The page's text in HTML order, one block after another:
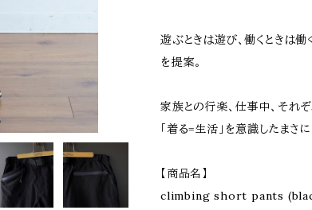
遊ぶときは遊び、働くときは
を提案。
家族との行楽、仕事中、それ
「着る=生活」を意識したまさ
【商品名】
climbing short pants